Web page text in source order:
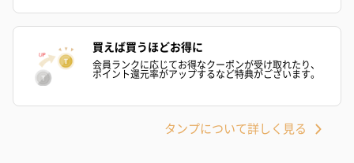
フラワーテディベア
（2,390円）
テディベア（バニラ）
（1,760円）
ル）（1,760円
買えば買うほどお得に
会員ランクに応じてお得なクーポンが受け取れたり、
ポイント還元率がアップするなど特典がございます。
タンプについて詳しく見る